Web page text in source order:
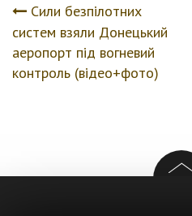
Навігація
записів
Сили безпілотних
систем взяли Донецький
аеропорт під вогневий
контроль (відео+фото)